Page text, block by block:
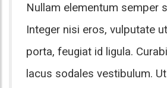
Nullam elementum semper
Integer nisi eros, vulputate
porta, feugiat id ligula.
lacus sodales vestibulum.